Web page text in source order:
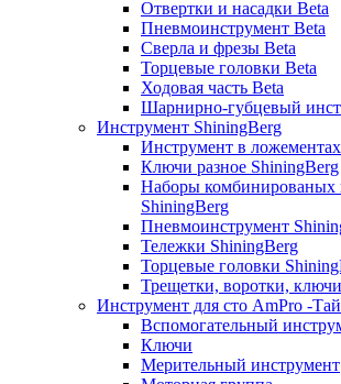
Отвертки и насадки Beta
Пневмоинструмент Beta
Сверла и фрезы Beta
Торцевые головки Beta
Ходовая часть Beta
Шарнирно-губцевый
Инструмент ShiningBerg
Инструмент в
Ключи разное ShiningBerg
Наборы комбинированых
ShiningBerg
Пневмоинструмент
Тележки ShiningBerg
Торцевые головки
Трещетки, воротки,
Инструмент для сто AmPro -
Вспомогательный
Ключи
Мерительный инструмент